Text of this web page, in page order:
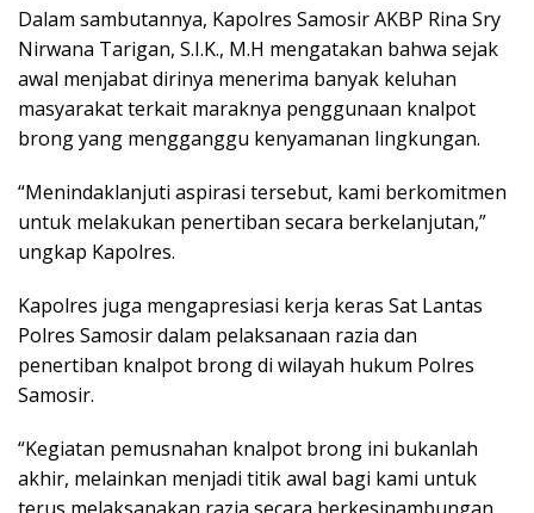
Dalam sambutannya, Kapolres Samosir AKBP Rina Sry
Nirwana Tarigan, S.I.K., M.H mengatakan bahwa sejak
awal menjabat dirinya menerima banyak keluhan
masyarakat terkait maraknya penggunaan knalpot
brong yang mengganggu kenyamanan lingkungan.
“Menindaklanjuti aspirasi tersebut, kami berkomitmen
untuk melakukan penertiban secara berkelanjutan,”
ungkap Kapolres.
Kapolres juga mengapresiasi kerja keras Sat Lantas
Polres Samosir dalam pelaksanaan razia dan
penertiban knalpot brong di wilayah hukum Polres
Samosir.
“Kegiatan pemusnahan knalpot brong ini bukanlah
akhir, melainkan menjadi titik awal bagi kami untuk